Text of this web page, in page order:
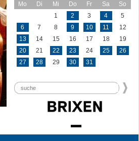
Mo Di Mi Do Fr Sa
So
1
2 3 4
5
6
7 8 9 10 11
12
13
14 15 16 17 18
19
20
21 22 23 24 25
26
27
28 29 30 31